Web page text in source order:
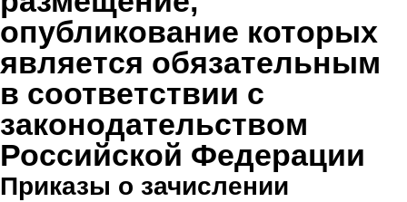
опубликование которых
является обязательным
в соответствии с
законодательством
Российской Федерации
Приказы о зачислении